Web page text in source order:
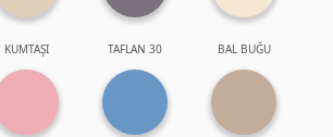
KUMTAŞI TAFLAN 30 BAL BUĞU